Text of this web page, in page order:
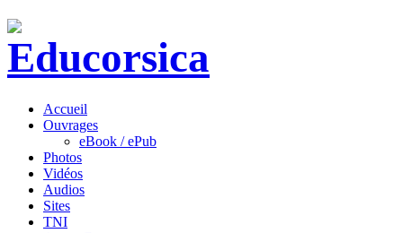
Accueil
Ouvrages
eBook / ePub
Photos
Vidéos
Audios
Sites
TNI